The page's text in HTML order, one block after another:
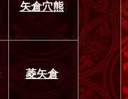
矢倉穴熊
菱矢倉